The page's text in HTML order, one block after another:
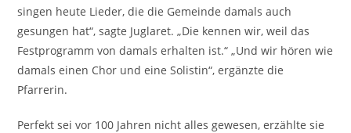
singen heute Lieder, die die Gemeinde damals auch
gesungen hat“, sagte Juglaret. „Die kennen wir, weil das
Festprogramm von damals erhalten ist.“ „Und wir hören wie
damals einen Chor und eine Solistin“, ergänzte die
Pfarrerin.
Perfekt sei vor 100 Jahren nicht alles gewesen, erzählte sie